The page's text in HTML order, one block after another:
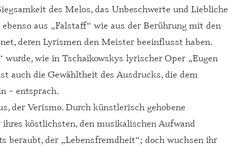
des Melos, das Unbeschwerte und Liebliche
aus „Falstaff“ wie aus der Berührung mit den
deren Lyrismen den Meister beeinflusst haben.
wie in Tschaikowskys lyrischer Oper „Eugen
auch die Gewähltheit des Ausdrucks, die dem
– entsprach.
der Verismo. Durch künstlerisch gehobene
ihres köstlichsten, den musikalischen Aufwand
beraubt, der „Lebensfremdheit“; doch wuchsen ihr